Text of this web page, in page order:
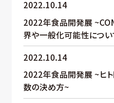
2022.10.14
2022年食品開発展
界や一般化可能性につい
2022.10.14
2022年食品開発展 ~ヒ
数の決め方~